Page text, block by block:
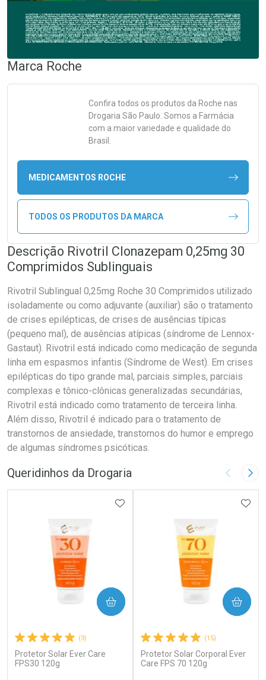
Marca Roche
Confira todos os produtos da Roche nas
Drogaria São Paulo. Somos a Farmácia
com a maior variedade e qualidade do
Brasil.
MEDICAMENTOS ROCHE
TODOS OS PRODUTOS DA MARCA
Descrição Rivotril Clonazepam 0,25mg 30
Comprimidos Sublinguais
Rivotril Sublingual 0,25mg Roche 30 Comprimidos utilizado
isoladamente ou como adjuvante (auxiliar) são o tratamento
de crises epilépticas, de crises de ausências típicas
(pequeno mal), de ausências atípicas (síndrome de Lennox-
Gastaut). Rivotril está indicado como medicação de segunda
linha em espasmos infantis (Síndrome de West). Em crises
epilépticas do tipo grande mal, parciais simples, parciais
complexas e tônico-clônicas generalizadas secundárias,
Rivotril está indicado como tratamento de terceira linha.
Além disso, Rivotril é indicado para o tratamento de
transtornos de ansiedade, transtornos do humor e emprego
de algumas síndromes psicóticas.
Queridinhos da Drogaria Imagem
(3)
Protetor Solar Ever Care
FPS30 120g
ADICIONAR AOS FAVORITOS
COMPRAR
(15)
Protetor Solar Corporal Ever
Care FPS 70 120g
COMPRAR